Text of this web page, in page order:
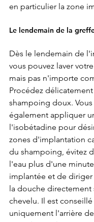
en particulier la zone
Le lendemain de la
Dès le lendemain de
vous pouvez laver
mais pas n'importe
Procédez
shampoing doux.
également appliquer
l'isobétadine pour
zones d'implantation
du shampoing, évitez
l'eau plus d'une
implantée et de
la douche directement
chevelu. Il est
uniquement l'arrière